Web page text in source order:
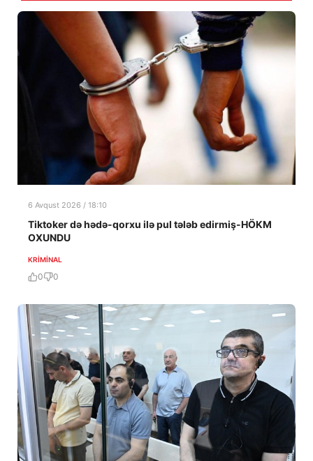
6 Avqust 2026 / 18:10
Tiktoker də hədə-qorxu ilə pul tələb edirmiş-HÖKM
OXUNDU
KRIMINAL
0 0